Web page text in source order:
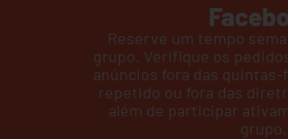
Reserve um tempo
grupo. Verifique os
anúncios fora das
repetido ou fora das
além de participar
grupo.​